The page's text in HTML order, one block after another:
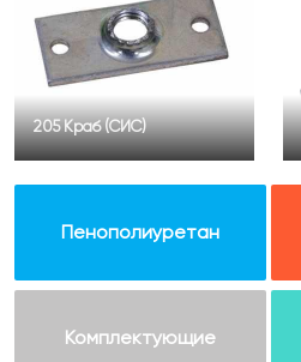
205 Краб (СИС)
Пенополиуретан
Комплектующие